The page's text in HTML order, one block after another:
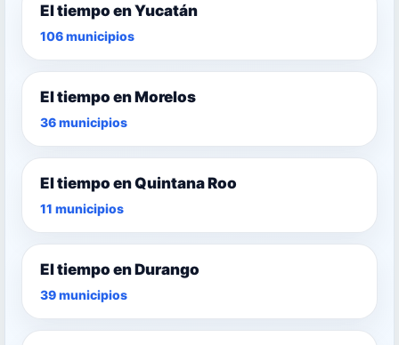
El tiempo en Yucatán
106 municipios
El tiempo en Morelos
36 municipios
El tiempo en Quintana Roo
11 municipios
El tiempo en Durango
39 municipios